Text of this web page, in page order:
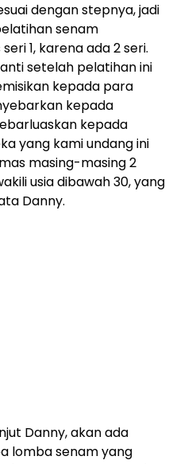
dengan stepnya, jadi
senam
1, karena ada 2 seri.
setelah pelatihan ini
kepada para
kepada
kepada
yang kami undang ini
masing-masing 2
usia dibawah 30, yang
Danny.
Danny, akan ada
lomba senam yang